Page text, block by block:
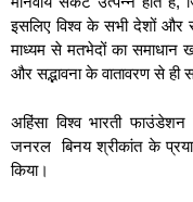
इसलिए विश्व के सभी देशों और
माध्यम से मतभेदों का समाधान
और सद्भावना के वातावरण से
अहिंसा विश्व भारती
जनरल बिनय श्रीकांत के
किया।